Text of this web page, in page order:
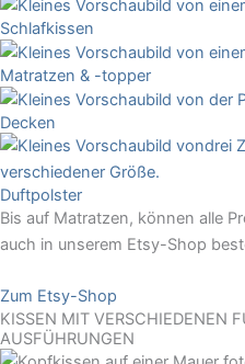
Schlafkissen
Matratzen & -topper
Decken
Duftpolster
Bis auf Matratzen, können alle
auch in unserem Etsy-Shop
Zum Etsy-Shop
KISSEN MIT VERSCHIEDENEN
AUSFÜHRUNGEN